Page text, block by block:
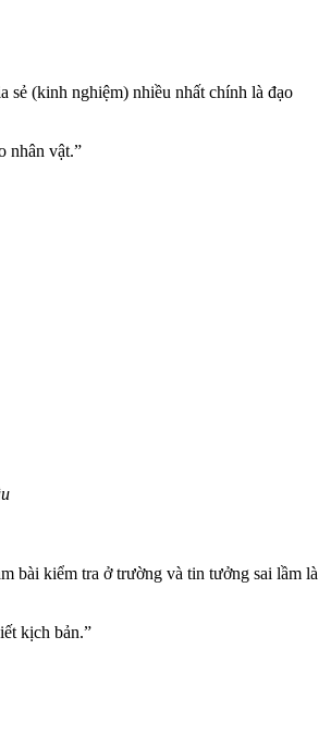
sẻ (kinh nghiệm) nhiều nhất chính là đạo
nhân vật.”
bài kiểm tra ở trường và tin tưởng sai lầm là
kịch bản.”